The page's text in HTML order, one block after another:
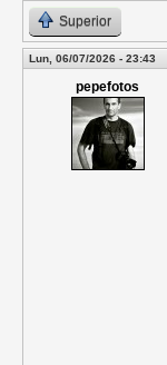
Superior
Lun, 06/07/2026 - 23:43
pepefotos